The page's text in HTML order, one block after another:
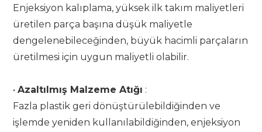
Enjeksiyon kalıplama, yüksek ilk takım maliyetleri
üretilen parça başına düşük maliyetle
dengelenebileceğinden, büyük hacimli parçaların
üretilmesi için uygun maliyetli olabilir.
•Azaltılmış Malzeme Atığı :
Fazla plastik geri dönüştürülebildiğinden ve
işlemde yeniden kullanılabildiğinden, enjeksiyon